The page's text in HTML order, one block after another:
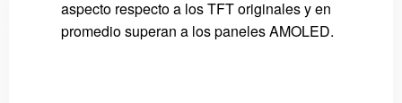
aspecto respecto a los TFT originales y en
promedio superan a los paneles AMOLED.